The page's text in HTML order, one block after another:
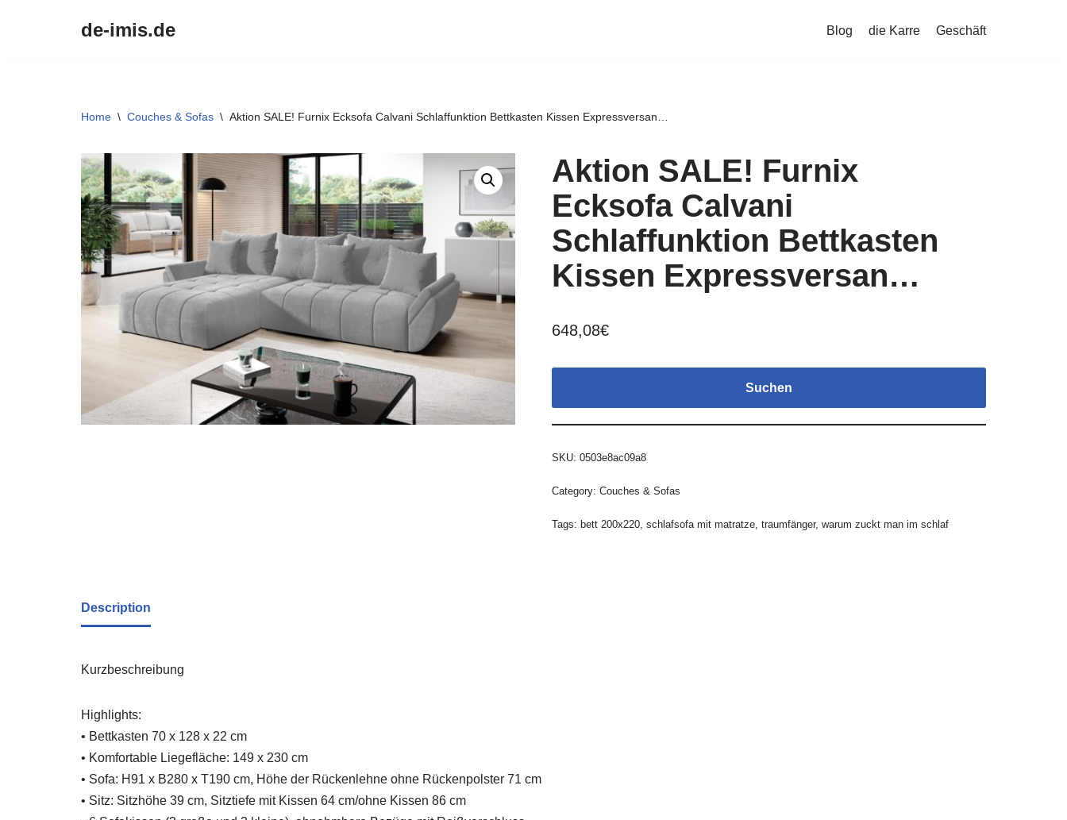
de-imis.de Blog die Karre Geschäft
Home \ Couches & Sofas \ Aktion SALE! Furnix Ecksofa Calvani Schlaffunktion Bettkasten Kissen Expressversan…
Aktion SALE! Furnix
Ecksofa Calvani
Schlaffunktion Bettkasten
Kissen Expressversan…
648,08€
Suchen
SKU: 0503e8ac09a8
Category: Couches & Sofas
Tags: bett 200x220, schlafsofa mit matratze, traumfänger, warum zuckt man im schlaf
Description
Kurzbeschreibung
Highlights:
• Bettkasten 70 x 128 x 22 cm
• Komfortable Liegefläche: 149 x 230 cm
• Sofa: H91 x B280 x T190 cm, Höhe der Rückenlehne ohne Rückenpolster 71 cm
• Sitz: Sitzhöhe 39 cm, Sitztiefe mit Kissen 64 cm/ohne Kissen 86 cm